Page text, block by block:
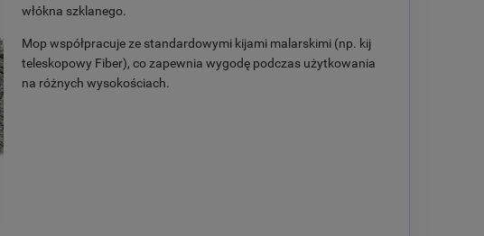
włókna szklanego.
Mop współpracuje ze standardowymi kijami malarskimi (np. kij
teleskopowy Fiber), co zapewnia wygodę podczas użytkowania
na różnych wysokościach.